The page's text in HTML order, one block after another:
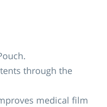
through the
medical film